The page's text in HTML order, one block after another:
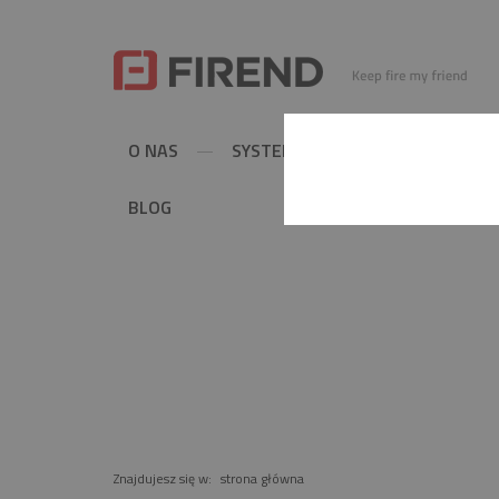
O NAS SYSTEMY KOMINOWE
BLOG
Znajdujesz się w: strona główna